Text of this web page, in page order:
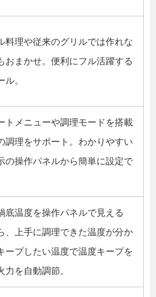
料理や従来のグリルでは作れな
おまかせ。便利にフル活躍する
ル。
トメニューや調理モードを搭載
調理をサポート。わかりやすい
の操作パネルから簡単に設定で
底温度を操作パネルで見える
、上手に調理できた温度が分か
ープしたい温度で温度キープを
力を自動調節。